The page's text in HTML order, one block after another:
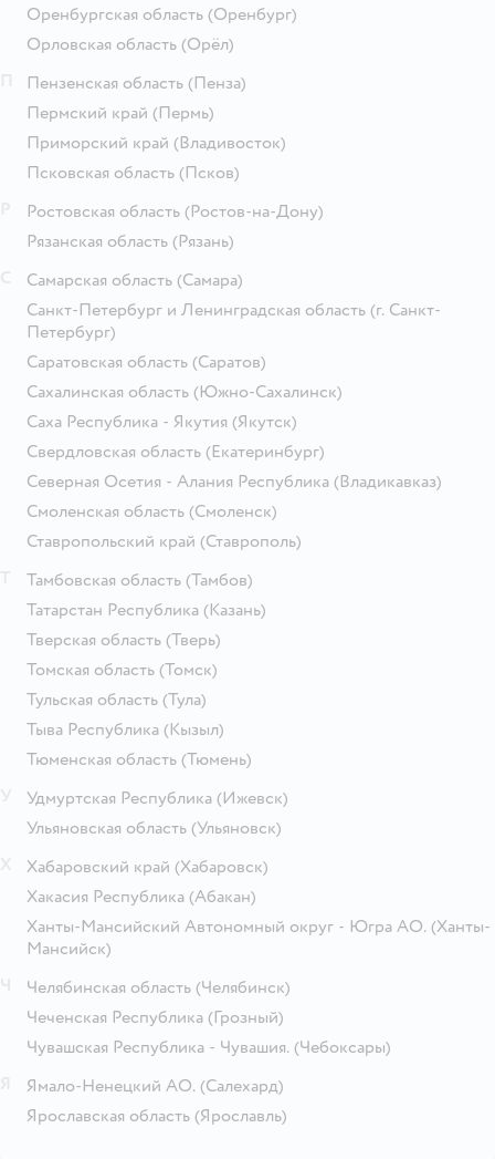
Оренбургская область (Оренбург)
Орловская область (Орёл)
Пензенская область (Пенза)
Пермский край (Пермь)
Приморский край (Владивосток)
Псковская область (Псков)
Ростовская область (Ростов-на-Дону)
Рязанская область (Рязань)
Самарская область (Самара)
Санкт-Петербург и Ленинградская область (г. Санкт-
Петербург)
Саратовская область (Саратов)
Сахалинская область (Южно-Сахалинск)
Саха Республика - Якутия (Якутск)
Свердловская область (Екатеринбург)
Северная Осетия - Алания Республика (Владикавказ)
Смоленская область (Смоленск)
Ставропольский край (Ставрополь)
Тамбовская область (Тамбов)
Татарстан Республика (Казань)
Тверская область (Тверь)
Томская область (Томск)
Тульская область (Тула)
Тыва Республика (Кызыл)
Тюменская область (Тюмень)
Удмуртская Республика (Ижевск)
Ульяновская область (Ульяновск)
Хабаровский край (Хабаровск)
Хакасия Республика (Абакан)
Ханты-Мансийский Автономный округ - Югра АО. (Ханты-
Мансийск)
Челябинская область (Челябинск)
Чеченская Республика (Грозный)
Чувашская Республика - Чувашия. (Чебоксары)
Ямало-Ненецкий АО. (Салехард)
Ярославская область (Ярославль)